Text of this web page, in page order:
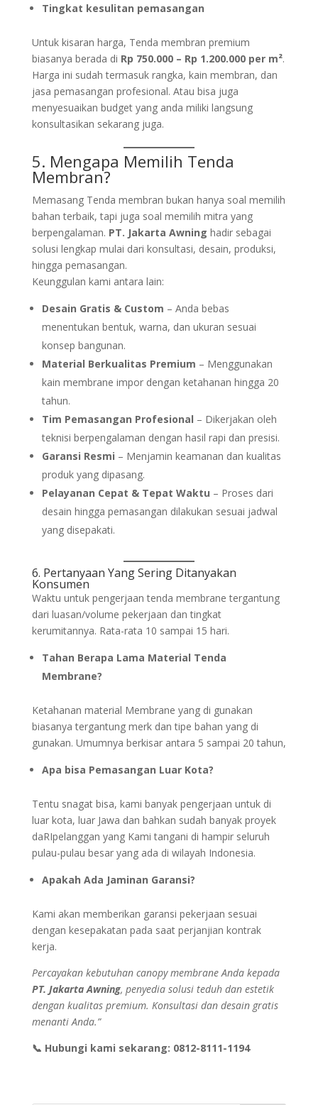
Tingkat kesulitan pemasangan
Untuk kisaran harga, Tenda membran premium
biasanya berada di Rp 750.000 – Rp 1.200.000 per m².
Harga ini sudah termasuk rangka, kain membran, dan
jasa pemasangan profesional. Atau bisa juga
menyesuaikan budget yang anda miliki langsung
konsultasikan sekarang juga.
5. Mengapa Memilih Tenda
Membran?
Memasang Tenda membran bukan hanya soal memilih
bahan terbaik, tapi juga soal memilih mitra yang
berpengalaman. PT. Jakarta Awning hadir sebagai
solusi lengkap mulai dari konsultasi, desain, produksi,
hingga pemasangan.
Keunggulan kami antara lain:
Desain Gratis & Custom – Anda bebas
menentukan bentuk, warna, dan ukuran sesuai
konsep bangunan.
Material Berkualitas Premium – Menggunakan
kain membrane impor dengan ketahanan hingga 20
tahun.
Tim Pemasangan Profesional – Dikerjakan oleh
teknisi berpengalaman dengan hasil rapi dan presisi.
Garansi Resmi – Menjamin keamanan dan kualitas
produk yang dipasang.
Pelayanan Cepat & Tepat Waktu – Proses dari
desain hingga pemasangan dilakukan sesuai jadwal
yang disepakati.
6. Pertanyaan Yang Sering Ditanyakan
Konsumen
Waktu untuk pengerjaan tenda membrane tergantung
dari luasan/volume pekerjaan dan tingkat
kerumitannya. Rata-rata 10 sampai 15 hari.
Tahan Berapa Lama Material Tenda
Membrane?
Ketahanan material Membrane yang di gunakan
biasanya tergantung merk dan tipe bahan yang di
gunakan. Umumnya berkisar antara 5 sampai 20 tahun,
Apa bisa Pemasangan Luar Kota?
Tentu snagat bisa, kami banyak pengerjaan untuk di
luar kota, luar Jawa dan bahkan sudah banyak proyek
daRIpelanggan yang Kami tangani di hampir seluruh
pulau-pulau besar yang ada di wilayah Indonesia.
Apakah Ada Jaminan Garansi?
Kami akan memberikan garansi pekerjaan sesuai
dengan kesepakatan pada saat perjanjian kontrak
kerja.
Percayakan kebutuhan canopy membrane Anda kepada
PT. Jakarta Awning, penyedia solusi teduh dan estetik
dengan kualitas premium. Konsultasi dan desain gratis
menanti Anda.”
📞 Hubungi kami sekarang: 0812-8111-1194